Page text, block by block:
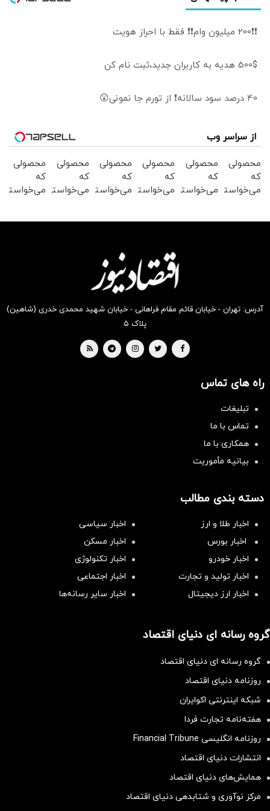
❗❗200 میلیون وام❗❗ فقط با احراز هویت
500$ هدیه به کاربران جدید،ثبت نام کن
40 درصد سود سالانه❗ از تورم جا نمونی😲
از سراسر وب
محصولی
که
می‌خواستی
محصولی
که
می‌خواستی
محصولی
که
می‌خواستی
بخر !
محصولی
که
می‌خواستی
بخر !
محصولی
که
می‌خواستی
محصولی
که
می‌خواستی
آدرس: تهران - خیابان قائم مقام فراهانی - خیابان شهید محمدی خدری (شاهین)
پلاک ۵
راه های تماس
تبلیغات
تماس با ما
همکاری با ما
بیانیه مأموریت
دسته بندی مطالب
اخبار طلا و ارز
اخبار سیاسی
اخبار بورس
اخبار مسکن
اخبار خودرو
اخبار تکنولوژی
اخبار تولید و تجارت
اخبار اجتماعی
اخبار ارز دیجیتال
اخبار سایر رسانه‌‌ها
گروه رسانه ای دنیای اقتصاد
گروه رسانه ای دنیای اقتصاد
روزنامه دنیای اقتصاد
شبکه اینترنتی اکوایران
هفته‌نامه تجارت فردا
روزنامه انگلیسی Financial Tribune
انتشارات دنیای اقتصاد
همایش‌های دنیای اقتصاد
مرکز نوآوری و شتابدهی دنیای اقتصاد